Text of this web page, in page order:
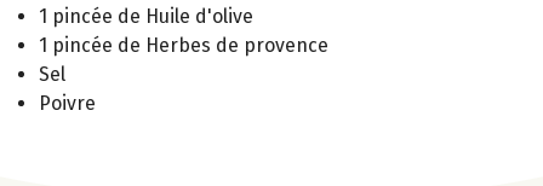
1 pincée de Huile d'olive
1 pincée de Herbes de provence
Sel
Poivre